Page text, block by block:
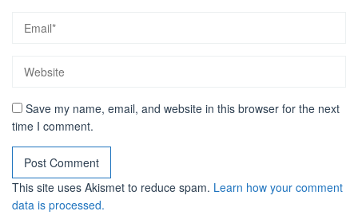
Save my name, email, and website in this browser for the next
time I comment.
This site uses Akismet to reduce spam. Learn how your comment
data is processed.